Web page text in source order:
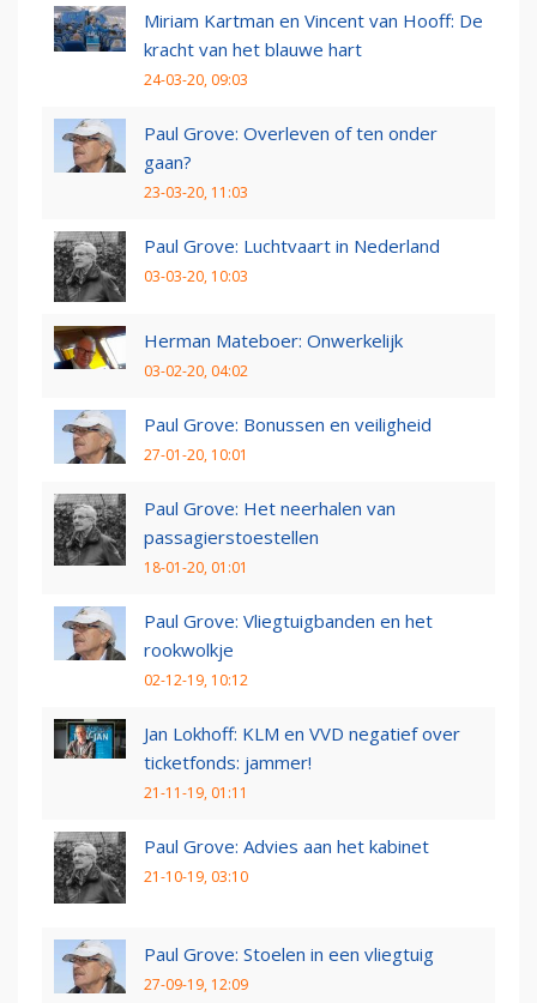
Miriam Kartman en Vincent van Hooff: De
kracht van het blauwe hart
24-03-20, 09:03
Paul Grove: Overleven of ten onder
gaan?
23-03-20, 11:03
Paul Grove: Luchtvaart in Nederland
03-03-20, 10:03
Herman Mateboer: Onwerkelijk
03-02-20, 04:02
Paul Grove: Bonussen en veiligheid
27-01-20, 10:01
Paul Grove: Het neerhalen van
passagierstoestellen
18-01-20, 01:01
Paul Grove: Vliegtuigbanden en het
rookwolkje
02-12-19, 10:12
Jan Lokhoff: KLM en VVD negatief over
ticketfonds: jammer!
21-11-19, 01:11
Paul Grove: Advies aan het kabinet
21-10-19, 03:10
Paul Grove: Stoelen in een vliegtuig
27-09-19, 12:09